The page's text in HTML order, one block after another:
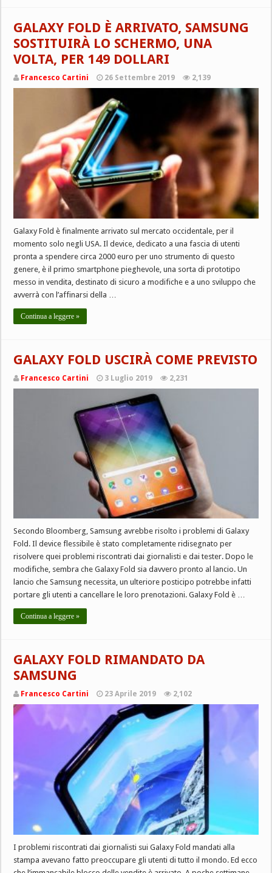
GALAXY FOLD È ARRIVATO, SAMSUNG
SOSTITUIRÀ LO SCHERMO, UNA
VOLTA, PER 149 DOLLARI
Francesco Cartini 26 Settembre 2019 2,139
Galaxy Fold è finalmente arrivato sul mercato occidentale, per il
momento solo negli USA. Il device, dedicato a una fascia di utenti
pronta a spendere circa 2000 euro per uno strumento di questo
genere, è il primo smartphone pieghevole, una sorta di prototipo
messo in vendita, destinato di sicuro a modifiche e a uno sviluppo che
avverrà con l’affinarsi della …
Continua a leggere »
GALAXY FOLD USCIRÀ COME PREVISTO
Francesco Cartini 3 Luglio 2019 2,231
Secondo Bloomberg, Samsung avrebbe risolto i problemi di Galaxy
Fold. Il device flessibile è stato completamente ridisegnato per
risolvere quei problemi riscontrati dai giornalisti e dai tester. Dopo le
modifiche, sembra che Galaxy Fold sia davvero pronto al lancio. Un
lancio che Samsung necessita, un ulteriore posticipo potrebbe infatti
portare gli utenti a cancellare le loro prenotazioni. Galaxy Fold è …
Continua a leggere »
GALAXY FOLD RIMANDATO DA
SAMSUNG
Francesco Cartini 23 Aprile 2019 2,102
I problemi riscontrati dai giornalisti sui Galaxy Fold mandati alla
stampa avevano fatto preoccupare gli utenti di tutto il mondo. Ed ecco